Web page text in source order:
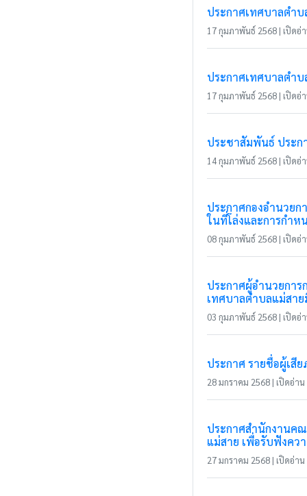
ประกาศเทศบาลตำ
17 กุมภาพันธ์ 2568 | เปิดอ่
ประกาศเทศบาลตำ
17 กุมภาพันธ์ 2568 | เปิดอ่
ประชาสัมพันธ์ ประ
14 กุมภาพันธ์ 2568 | เปิดอ่
ประกาศกองอำนวยก
ในที่โล่งและการกำห
08 กุมภาพันธ์ 2568 | เปิดอ่
ประกาศผู้อำนวยการ
เทศบาลตำบลแม่สา
03 กุมภาพันธ์ 2568 | เปิดอ่
ประกาศ รายชื่อผู้เสี
28 มกราคม 2568 | เปิดอ่าน
ประกาศสำนักงานคณ
แม่สาย เพื่อรับฟังคว
27 มกราคม 2568 | เปิดอ่าน